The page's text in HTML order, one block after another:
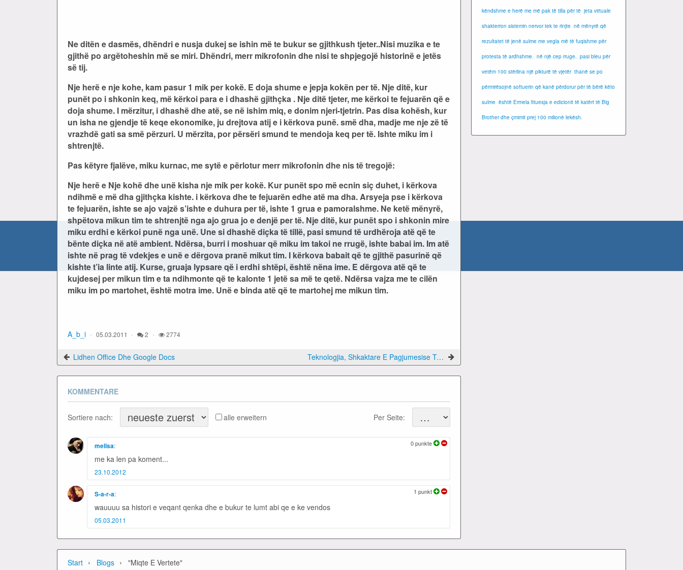
Ne ditën e dasmës, dhëndri e nusja dukej se ishin më te bukur se gjithkush tjeter..Nisi muzika e te
gjithë po argëtoheshin më se miri. Dhëndri, merr mikrofonin dhe nisi te shpjegojë historinë e jetës
së tij.
Nje herë e nje kohe, kam pasur 1 mik per kokë. E doja shume e jepja kokën per të. Nje ditë, kur
punët po i shkonin keq, më kërkoi para e i dhashë gjithçka . Nje ditë tjeter, me kërkoi te fejuarën që e
doja shume. I mërzitur, i dhashë dhe atë, se në ishim miq, e donim njeri-tjetrin. Pas disa kohësh, kur
un isha ne gjendje të keqe ekonomike, ju drejtova atij e i kërkova punë. smë dha, madje me nje zë të
vrazhdë gati sa smë përzuri. U mërzita, por përsëri smund te mendoja keq per të. Ishte miku im i
shtrenjtë.
Pas këtyre fjalëve, miku kurnac, me sytë e përlotur merr mikrofonin dhe nis të tregojë:
Nje herë e Nje kohë dhe unë kisha nje mik per kokë. Kur punët spo më ecnin siç duhet, i kërkova
ndihmë e më dha gjithçka kishte. i kërkova dhe te fejuarën edhe atë ma dha. Arsyeja pse i kërkova
te fejuarën, ishte se ajo vajzë s’ishte e duhura per të, ishte 1 grua e pamoralshme. Ne ketë mënyrë,
shpëtova mikun tim te shtrenjtë nga ajo grua jo e denjë per të. Nje ditë, kur punët spo i shkonin mire
miku erdhi e kërkoi punë nga unë. Une si dhashë diçka të tillë, pasi smund të urdhëroja atë që te
bënte diçka në atë ambient. Ndërsa, burri i moshuar që miku im takoi ne rrugë, ishte babai im. Im atë
ishte në prag të vdekjes e unë e dërgova pranë mikut tim. I kërkova babait që te gjithë pasurinë që
kishte t’ia linte atij. Kurse, gruaja lypsare që i erdhi shtëpi, është nëna ime. E dërgova atë që te
kujdesej per mikun tim e ta ndihmonte që te kalonte 1 jetë sa më te qetë. Ndërsa vajza me te cilën
miku im po martohet, është motra ime. Unë e binda atë që te martohej me mikun tim.
A_b_i 05.03.2011 2 2774
Lidhen Office Dhe Google Docs Teknologjia, Shkaktare E Pagjumesise Tek Te Rinjte
KOMMENTARE
Sortiere nach: alle erweitern Per Seite:
melisa:
me ka len pa koment...
23.10.2012
0punkte
S-a-r-a:
wauuuu sa histori e veqant qenka dhe e bukur te lumt abi qe e ke vendos
05.03.2011
1 punkt
këndshme e herë me më pak të tilla për të jeta virtuale
shakterron sistemin nervor tek te rinjte në mënyrë që
rezultatet të jenë sulme me vegla më të fuqishme për
protesta të ardhshme. në një cep rruge. pasi bleu për
vetëm 100 stërlina një pikturë të vjetër thanë se po
përmirësojnë softuerin që kanë përdorur për të bërë këto
sulme është Ermela fituesja e edicionit të katërt të Big
Brother dhe çmimit prej 100 milionë lekësh.
Start › Blogs › "Miqte E Vertete"